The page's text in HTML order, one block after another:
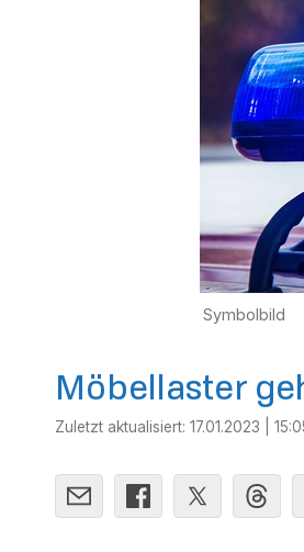
Symbolbild
Möbellaster
Zuletzt aktualisiert: 17.01.2023 |